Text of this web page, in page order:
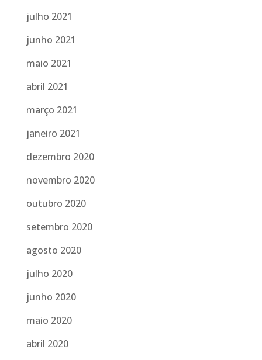
julho 2021
junho 2021
maio 2021
abril 2021
março 2021
janeiro 2021
dezembro 2020
novembro 2020
outubro 2020
setembro 2020
agosto 2020
julho 2020
junho 2020
maio 2020
abril 2020